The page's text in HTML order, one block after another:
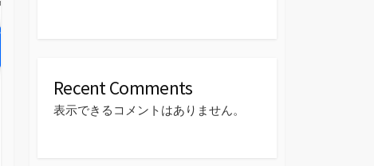
Recent Comments
表示できるコメントはありません。